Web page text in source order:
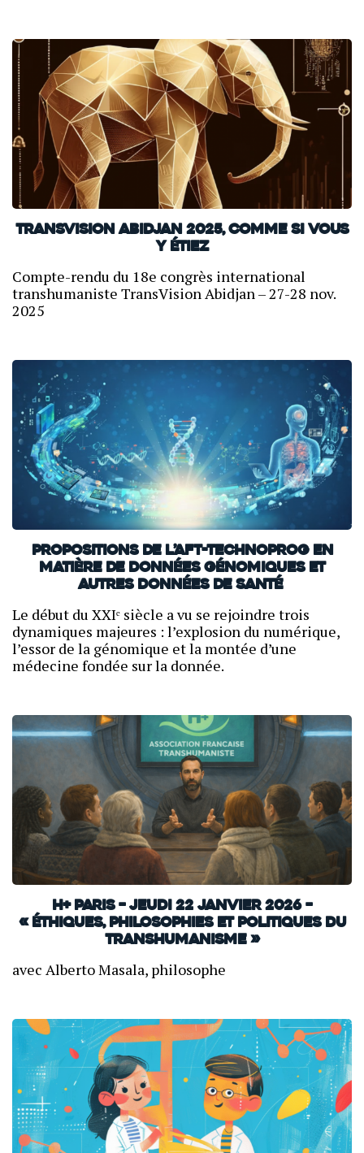
TransVision Abidjan 2025, comme si vous
y étiez
Compte-rendu du 18e congrès international
transhumaniste TransVision Abidjan – 27-28 nov.
2025
Propositions de l’AFT-Technoprog en
matière de données génomiques et
autres données de santé
Le début du XXIᵉ siècle a vu se rejoindre trois
dynamiques majeures : l’explosion du numérique,
l’essor de la génomique et la montée d’une
médecine fondée sur la donnée.
H+ Paris – jeudi 22 janvier 2026 –
« Éthiques, philosophies et politiques du
transhumanisme »
avec Alberto Masala, philosophe